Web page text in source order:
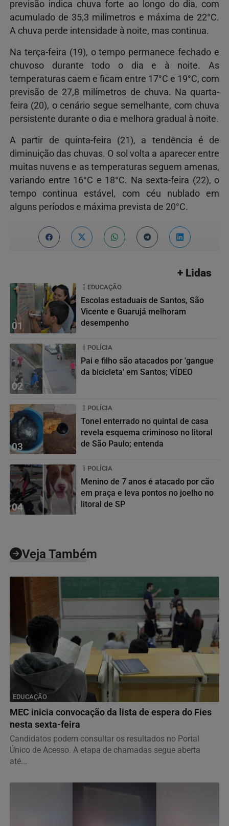
previsão indica chuva forte ao longo do dia, com
acumulado de 35,3 milímetros e máxima de 22°C.
A chuva perde intensidade à noite, mas continua.
Na terça-feira (19), o tempo permanece fechado e
chuvoso durante todo o dia e à noite. As
temperaturas caem e ficam entre 17°C e 19°C, com
previsão de 27,8 milímetros de chuva. Na quarta-
feira (20), o cenário segue semelhante, com chuva
persistente durante o dia e melhora gradual à noite.
A partir de quinta-feira (21), a tendência é de
diminuição das chuvas. O sol volta a aparecer entre
muitas nuvens e as temperaturas seguem amenas,
variando entre 16°C e 18°C. Na sexta-feira (22), o
tempo continua estável, com céu nublado em
alguns períodos e máxima prevista de 20°C.
+ Lidas
01
EDUCAÇÃO
Escolas estaduais de Santos, São
Vicente e Guarujá melhoram
desempenho
02
POLÍCIA
Pai e filho são atacados por 'gangue
da bicicleta' em Santos; VÍDEO
03
POLÍCIA
Tonel enterrado no quintal de casa
revela esquema criminoso no litoral
de São Paulo; entenda
04
POLÍCIA
Menino de 7 anos é atacado por cão
em praça e leva pontos no joelho no
litoral de SP
Veja Também
EDUCAÇÃO
MEC inicia convocação da lista de espera do Fies
nesta sexta-feira
Candidatos podem consultar os resultados no Portal
Único de Acesso. A etapa de chamadas segue aberta
até...